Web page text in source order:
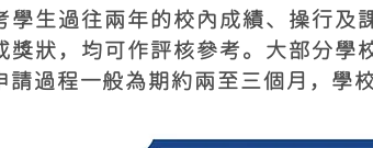
學生過往兩年的校內成績、操行及
獎狀，均可作評核參考。大部分學
過程一般為期約兩至三個月，學